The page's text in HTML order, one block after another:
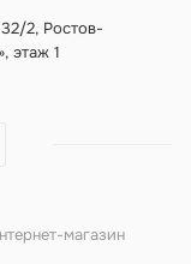
2, Ростов-
этаж 1
магазин